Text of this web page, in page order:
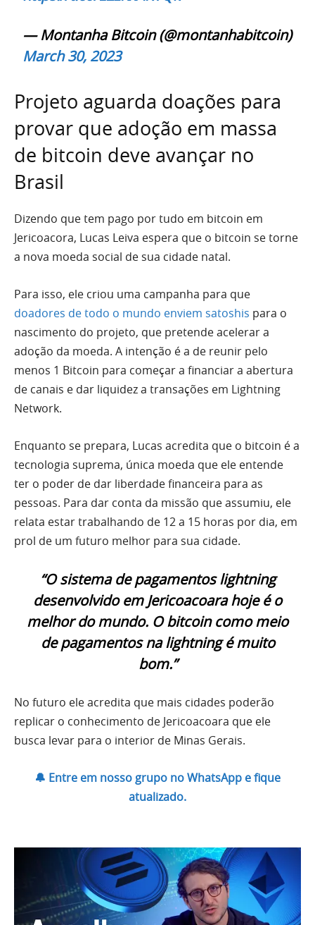
— Montanha Bitcoin (@montanhabitcoin)
March 30, 2023
Projeto aguarda doações para
provar que adoção em massa
de bitcoin deve avançar no
Brasil
Dizendo que tem pago por tudo em bitcoin em
Jericoacora, Lucas Leiva espera que o bitcoin se torne
a nova moeda social de sua cidade natal.
Para isso, ele criou uma campanha para que
doadores de todo o mundo enviem satoshis para o
nascimento do projeto, que pretende acelerar a
adoção da moeda. A intenção é a de reunir pelo
menos 1 Bitcoin para começar a financiar a abertura
de canais e dar liquidez a transações em Lightning
Network.
Enquanto se prepara, Lucas acredita que o bitcoin é a
tecnologia suprema, única moeda que ele entende
ter o poder de dar liberdade financeira para as
pessoas. Para dar conta da missão que assumiu, ele
relata estar trabalhando de 12 a 15 horas por dia, em
prol de um futuro melhor para sua cidade.
“O sistema de pagamentos lightning
desenvolvido em Jericoacoara hoje é o
melhor do mundo. O bitcoin como meio
de pagamentos na lightning é muito
bom.”
No futuro ele acredita que mais cidades poderão
replicar o conhecimento de Jericoacoara que ele
busca levar para o interior de Minas Gerais.
🔔 Entre em nosso grupo no WhatsApp e fique
atualizado.